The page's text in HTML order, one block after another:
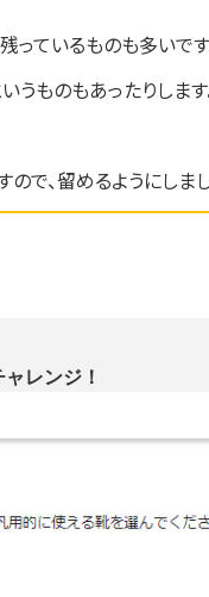
ているものも多いです
うものもあったりします
、留めるようにしまし
レンジ！